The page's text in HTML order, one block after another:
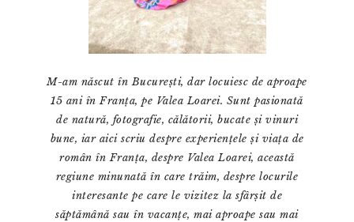
M-am născut în București, dar locuiesc de aproape
15 ani în Franța, pe Valea Loarei. Sunt pasionată
de natură, fotografie, călătorii, bucate și vinuri
bune, iar aici scriu despre experiențele și viața de
român în Franța, despre Valea Loarei, această
regiune minunată în care trăim, despre locurile
interesante pe care le vizitez la sfârșit de
săptămână sau în vacanțe, mai aproape sau mai